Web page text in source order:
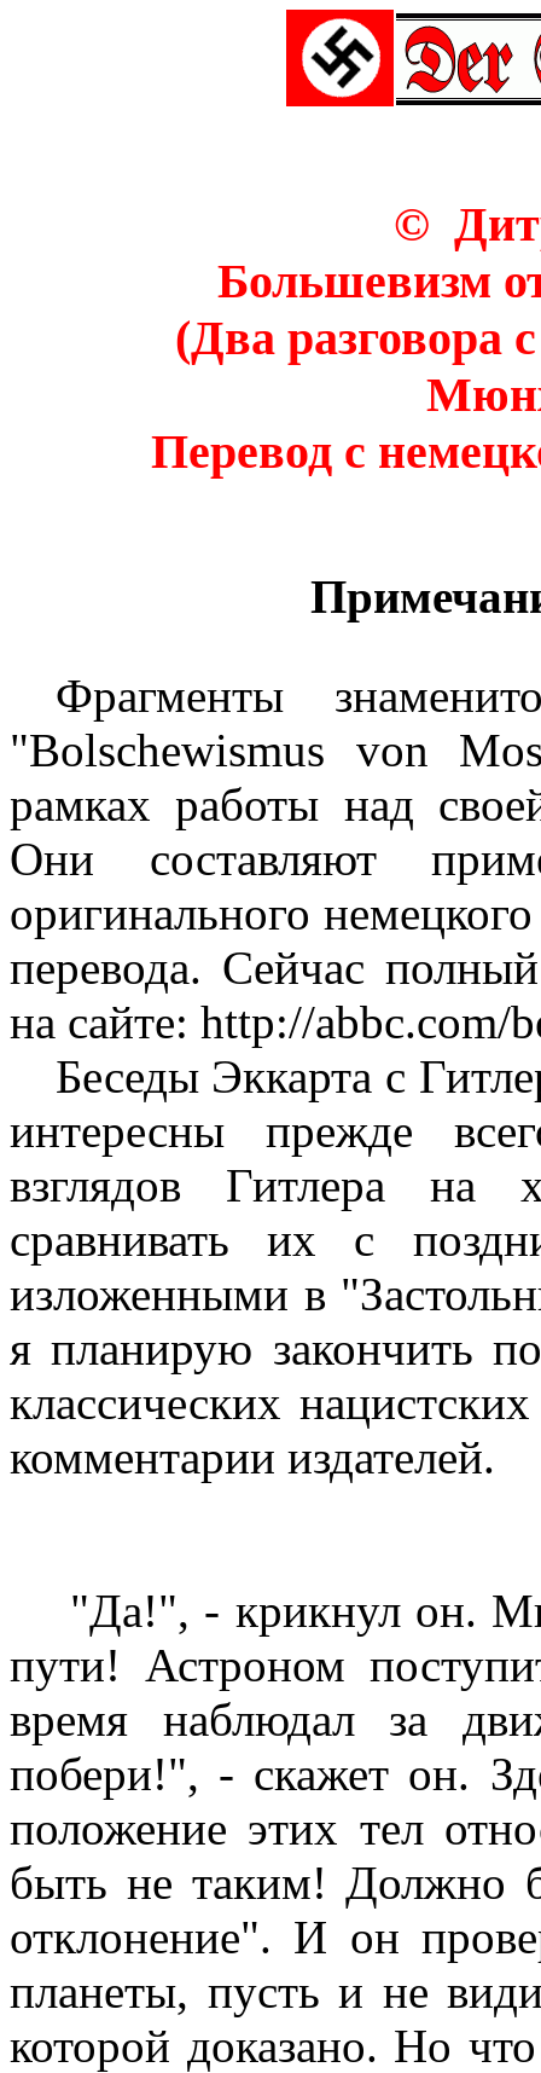
©
Большевизм
(Два разговора
Перевод с
Фрагменты
"Bolschewismus von
рамках работы над
Они составляют
оригинального
перевода. Сейчас
на сайте: http://abbc.com/
Беседы Эккарта с
интересны прежде
взглядов Гитлера на
сравнивать их с
изложенными в
я планирую закончить
классических
комментарии издателей.
"Да!", - крикнул он.
пути! Астроном
время наблюдал за
побери!", - скажет он.
положение этих тел
быть не таким! Должно
отклонение". И он
планеты, пусть и не
которой доказано. Но